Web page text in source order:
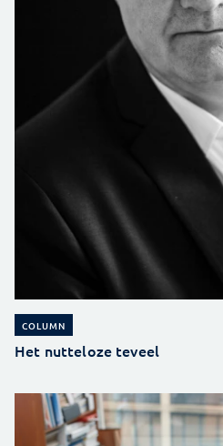
COLUMN
Het nutteloze teveel